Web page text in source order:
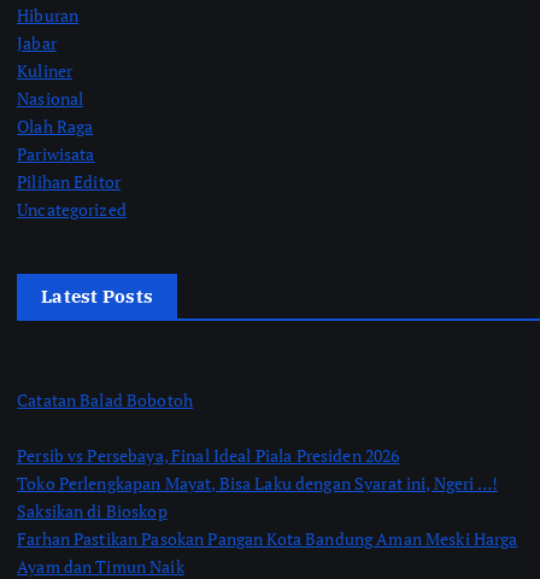
Hiburan
Jabar
Kuliner
Nasional
Olah Raga
Pariwisata
Pilihan Editor
Uncategorized
Latest Posts
Catatan Balad Bobotoh
Persib vs Persebaya, Final Ideal Piala Presiden 2026
Toko Perlengkapan Mayat, Bisa Laku dengan Syarat ini, Ngeri …!
Saksikan di Bioskop
Farhan Pastikan Pasokan Pangan Kota Bandung Aman Meski Harga
Ayam dan Timun Naik